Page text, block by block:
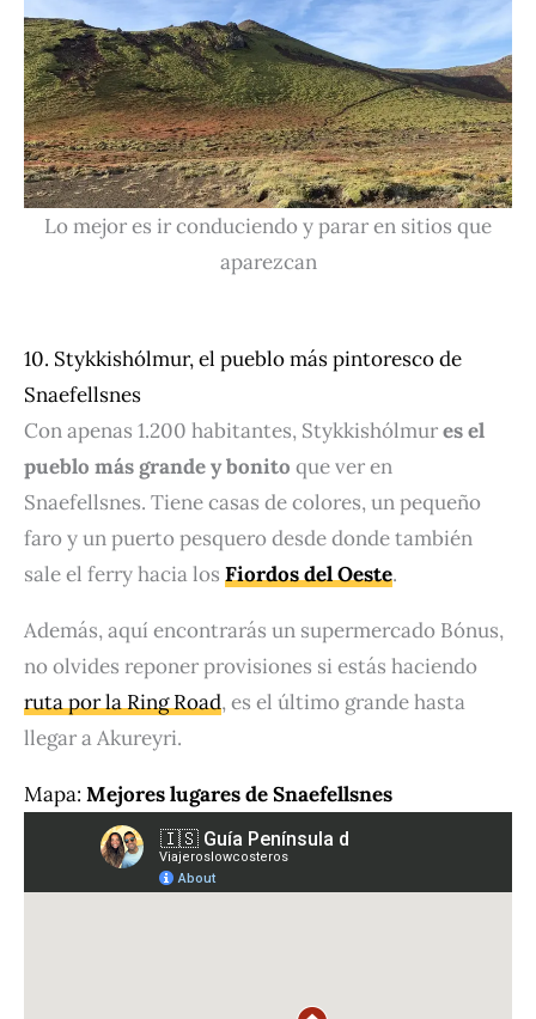
Lo mejor es ir conduciendo y parar en sitios que
aparezcan
10. Stykkishólmur, el pueblo más pintoresco de
Snaefellsnes
Con apenas 1.200 habitantes, Stykkishólmures el
pueblo más grande y bonito que ver en
Snaefellsnes. Tiene casas de colores, un pequeño
faro y un puerto pesquero desde donde también
sale el ferry hacia los Fiordos del Oeste.
Además, aquí encontrarás un supermercado Bónus,
no olvides reponer provisiones si estás haciendo
ruta por la Ring Road, es el último grande hasta
llegar a Akureyri.
Mapa: Mejores lugares de Snaefellsnes